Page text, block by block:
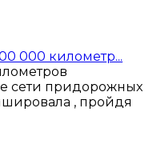
000 километр...
сети придорожных
, пройдя